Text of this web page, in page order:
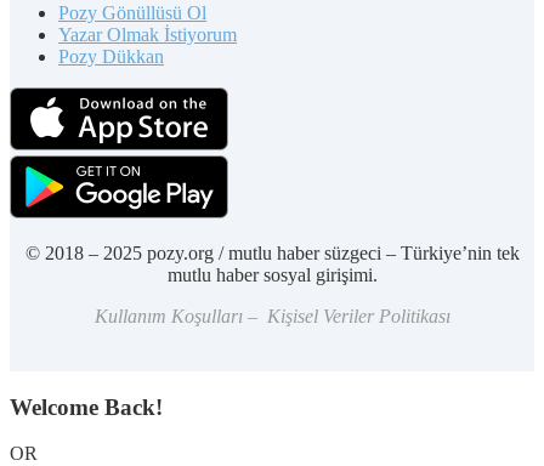
Pozy Gönüllüsü Ol
Yazar Olmak İstiyorum
Pozy Dükkan
© 2018 – 2025 pozy.org / mutlu haber süzgeci – Türkiye’nin tek
mutlu haber sosyal girişimi.
Kullanım Koşulları – Kişisel Veriler Politikası
Welcome Back!
OR